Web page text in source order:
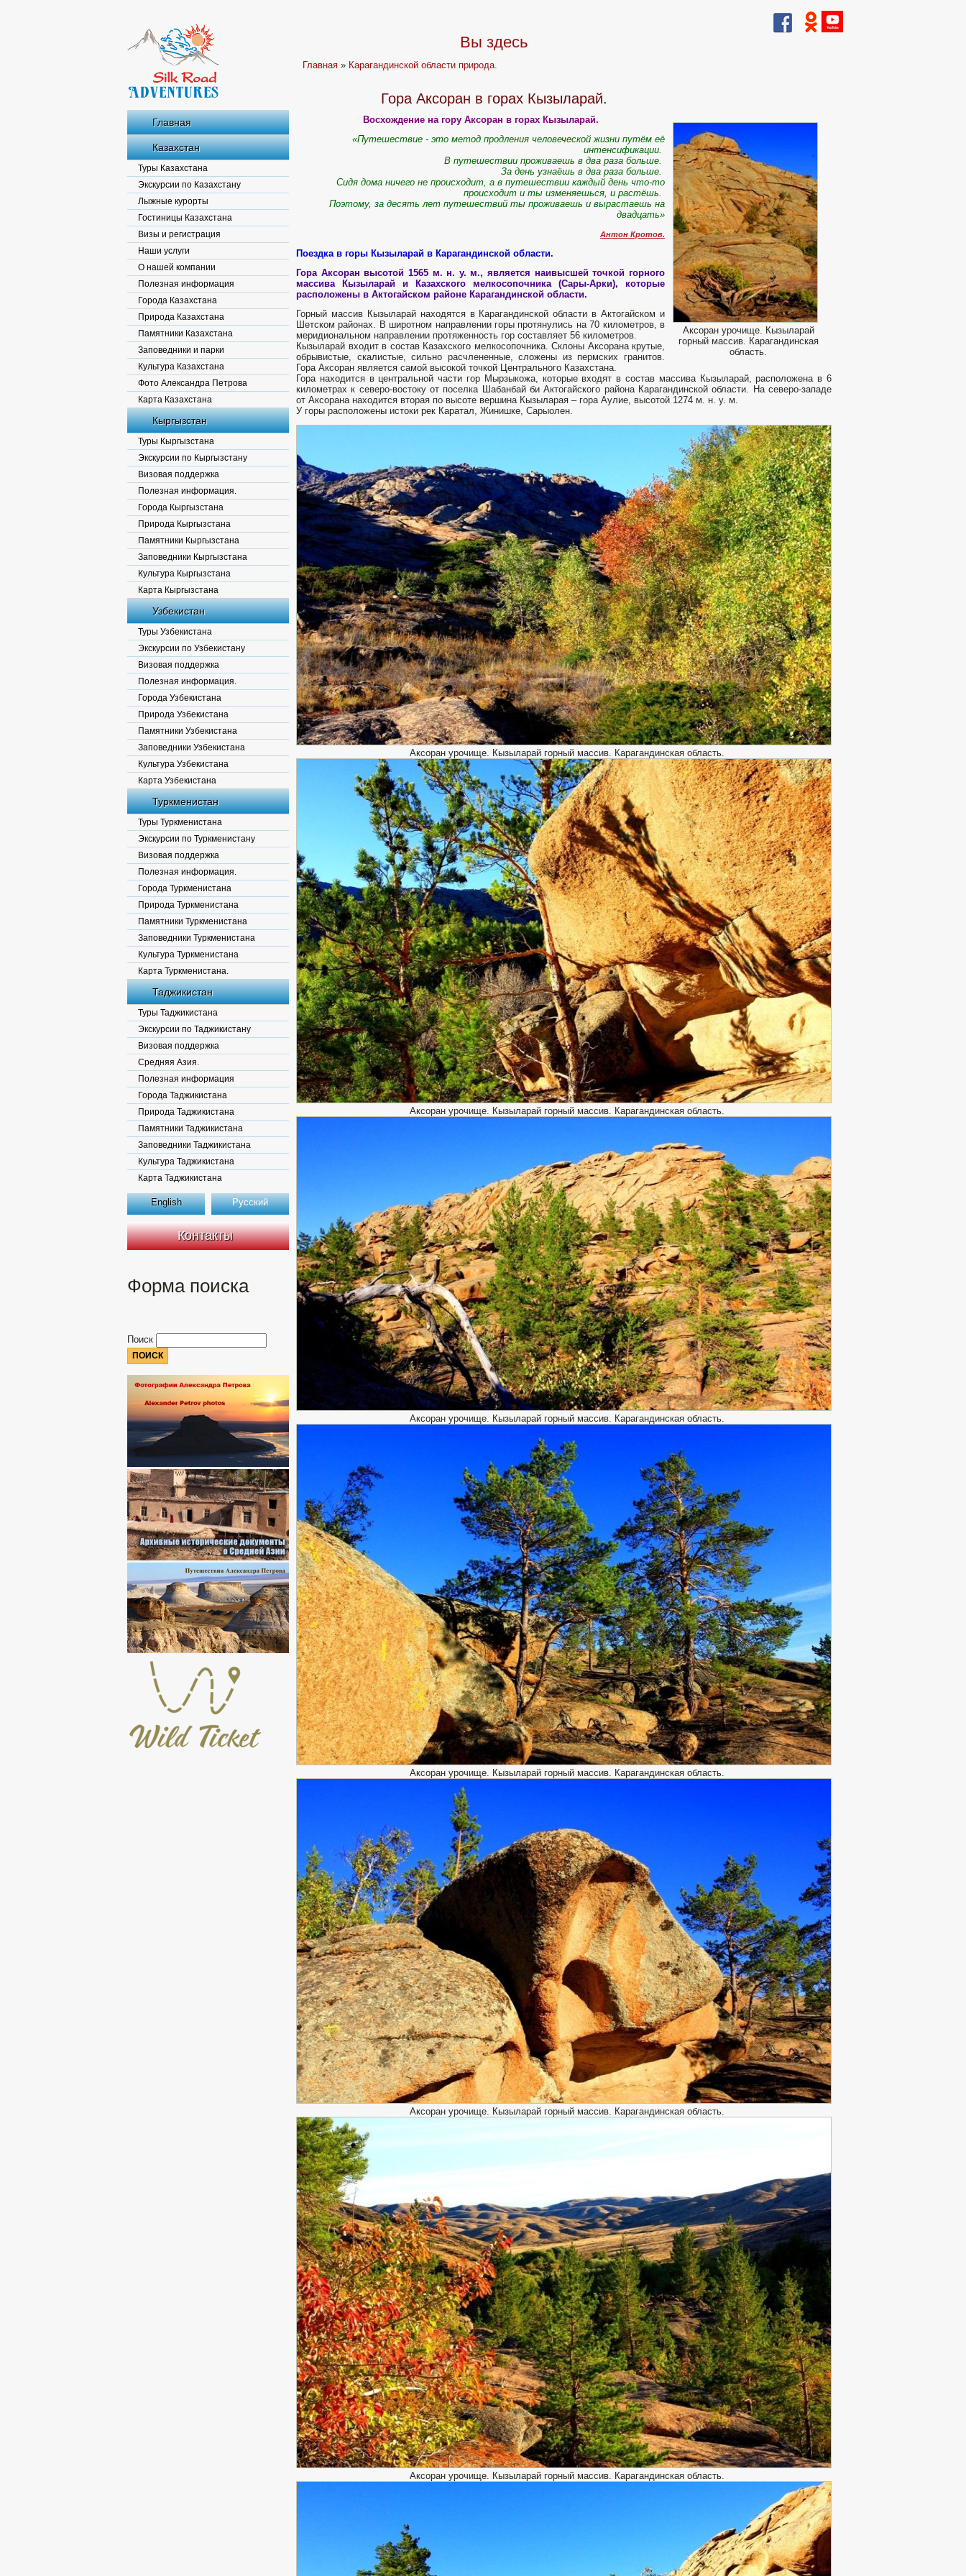
Главная
Казахстан
Туры Казахстана
Экскурсии по Казахстану
Лыжные курорты
Гостиницы Казахстана
Визы и регистрация
Наши услуги
О нашей компании
Полезная информация
Города Казахстана
Природа Казахстана
Памятники Казахстана
Заповедники и парки
Культура Казахстана
Фото Александра Петрова
Карта Казахстана
Кыргызстан
Туры Кыргызстана
Экскурсии по Кыргызстану
Визовая поддержка
Полезная информация.
Города Кыргызстана
Природа Кыргызстана
Памятники Кыргызстана
Заповедники Кыргызстана
Культура Кыргызстана
Карта Кыргызстана
Узбекистан
Туры Узбекистана
Экскурсии по Узбекистану
Визовая поддержка
Полезная информация.
Города Узбекистана
Природа Узбекистана
Памятники Узбекистана
Заповедники Узбекистана
Культура Узбекистана
Карта Узбекистана
Туркменистан
Туры Туркменистана
Экскурсии по Туркменистану
Визовая поддержка
Полезная информация.
Города Туркменистана
Природа Туркменистана
Памятники Туркменистана
Заповедники Туркменистана
Культура Туркменистана
Карта Туркменистана.
Таджикистан
Туры Таджикистана
Экскурсии по Таджикистану
Визовая поддержка
Средняя Азия.
Полезная информация
Города Таджикистана
Природа Таджикистана
Памятники Таджикистана
Заповедники Таджикистана
Культура Таджикистана
Карта Таджикистана
English Русский
Контакты
Форма поиска
Поиск
Вы здесь
Главная » Карагандинской области природа.
Гора Аксоран в горах Кызыларай.
Аксоран урочище. Кызыларай
горный массив. Карагандинская
область.
Восхождение на гору Аксоран в горах Кызыларай.
«Путешествие - это метод продления человеческой жизни путём её
интенсификации.
В путешествии проживаешь в два раза больше.
За день узнаёшь в два раза больше.
Сидя дома ничего не происходит, а в путешествии каждый день что-то
происходит и ты изменяешься, и растёшь.
Поэтому, за десять лет путешествий ты проживаешь и вырастаешь на
двадцать»
Антон Кротов.
Поездка в горы Кызыларай в Карагандинской области.
Гора Аксоран высотой 1565 м. н. у. м., является наивысшей точкой горного
массива Кызыларай и Казахского мелкосопочника (Сары-Арки), которые
расположены в Актогайском районе Карагандинской области.
Горный массив Кызыларай находятся в Карагандинской области в Актогайском и
Шетском районах. В широтном направлении горы протянулись на 70 километров, в
меридиональном направлении протяженность гор составляет 56 километров.
Кызыларай входит в состав Казахского мелкосопочника. Склоны Аксорана крутые,
обрывистые, скалистые, сильно расчлененные, сложены из пермских гранитов.
Гора Аксоран является самой высокой точкой Центрального Казахстана.
Гора находится в центральной части гор Мырзыкожа, которые входят в состав массива Кызыларай, расположена в 6
километрах к северо-востоку от поселка Шабанбай би Актогайского района Карагандинской области. На северо-западе
от Аксорана находится вторая по высоте вершина Кызыларая – гора Аулие, высотой 1274 м. н. у. м.
У горы расположены истоки рек Каратал, Жинишке, Сарыолен.
Аксоран урочище. Кызыларай горный массив. Карагандинская область.
Аксоран урочище. Кызыларай горный массив. Карагандинская область.
Аксоран урочище. Кызыларай горный массив. Карагандинская область.
Аксоран урочище. Кызыларай горный массив. Карагандинская область.
Аксоран урочище. Кызыларай горный массив. Карагандинская область.
Аксоран урочище. Кызыларай горный массив. Карагандинская область.